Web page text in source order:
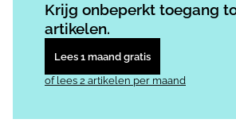
Krijg onbeperkt toegang
artikelen.
Lees 1 maand gratis
of lees 2 artikelen per maand